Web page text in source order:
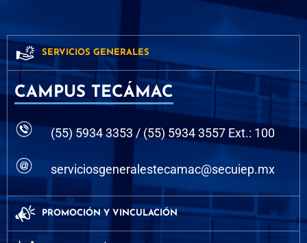
SERVICIOS GENERALES
CAMPUS TECÁMAC
(55) 5934 3353 / (55) 5934 3557 Ext.: 100
serviciosgeneralestecamac@secuiep.mx
PROMOCIÓN Y VINCULACIÓN